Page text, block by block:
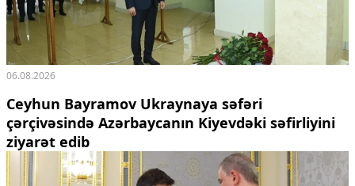
06.08.2026
Ceyhun Bayramov Ukraynaya səfəri
çərçivəsində Azərbaycanın Kiyevdəki səfirliyini
ziyarət edib